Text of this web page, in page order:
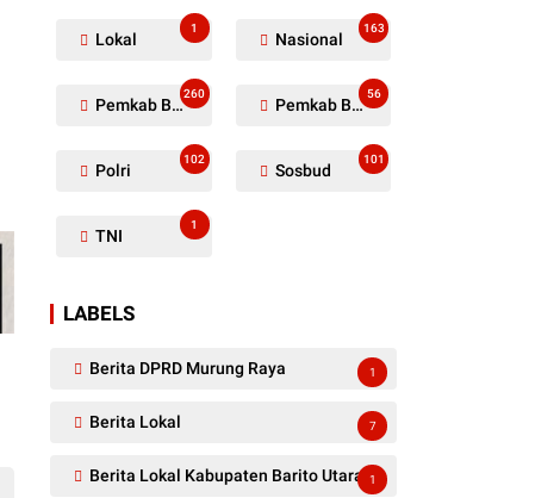
Lokal
1
Nasional
163
Pemkab Barito Utara
260
Pemkab Barut
56
Polri
102
Sosbud
101
TNI
1
LABELS
Berita DPRD Murung Raya 1
Berita Lokal 7
Berita Lokal Kabupaten Barito Utara 1